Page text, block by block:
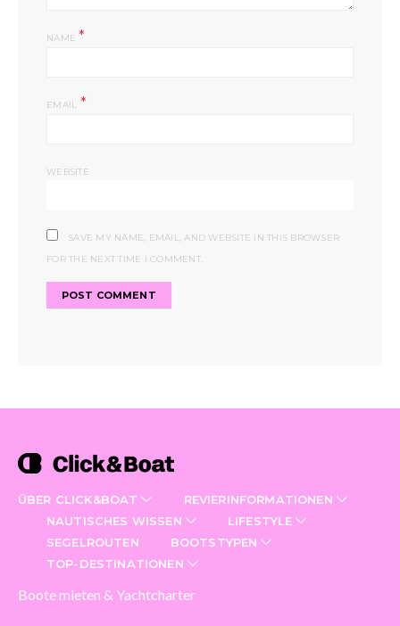
NAME*
EMAIL *
WEBSITE
SAVE MY NAME, EMAIL, AND WEBSITE IN THIS BROWSER
FOR THE NEXT TIME I COMMENT.
ÜBER CLICK&BOAT
REVIERINFORMATIONEN
NAUTISCHES WISSEN
LIFESTYLE
SEGELROUTEN
BOOTSTYPEN
TOP-DESTINATIONEN
Boote mieten & Yachtcharter